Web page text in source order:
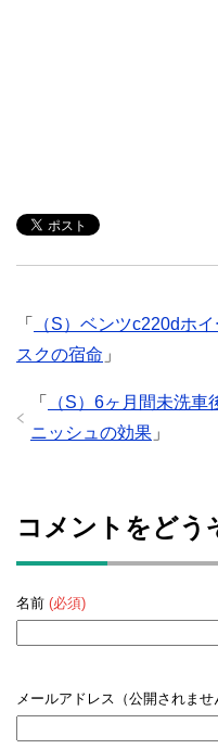
「
（S）ベンツc220dホ
スクの宿命 」
「
（S）6ヶ月間未洗
ニッシュの効果 」
コメントをどう
名前 (必須)
メールアドレス（公開されませ